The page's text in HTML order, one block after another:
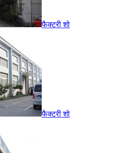
फैक्टरी शो
फैक्टरी शो